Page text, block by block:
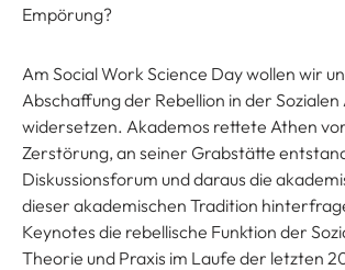
Empörung?
Am Social Work Science Day wollen wir
Abschaffung der Rebellion in der
widersetzen. Akademos rettete Athen
Zerstörung, an seiner Grabstätte
Diskussionsforum und daraus die
dieser akademischen Tradition
Keynotes die rebellische Funktion der
Theorie und Praxis im Laufe der letzten